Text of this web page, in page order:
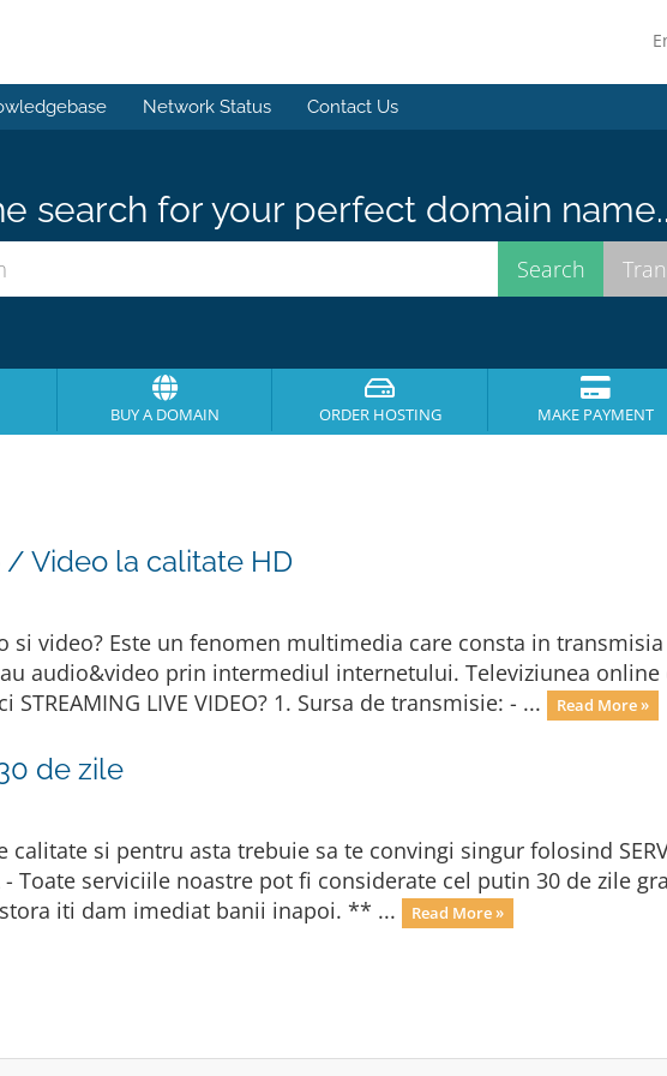
Network Status Contact Us
search for your perfect domain
BUY A DOMAIN ORDER HOSTING MAKE PAYMENT
/ Video la calitate HD
si video? Este un fenomen multimedia care consta in
audio&video prin intermediul internetului. Televiziunea
LIVE VIDEO? 1. Sursa de transmisie: - ...
Read More »
de zile
si pentru asta trebuie sa te convingi singur folosind
- Toate serviciile noastre pot fi considerate cel putin 30 de zile
iti dam imediat banii inapoi. ** ...
Read More »